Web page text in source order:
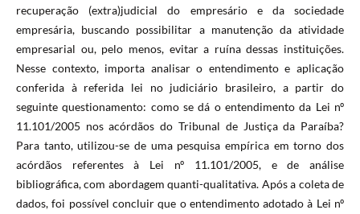
recuperação (extra)judicial do empresário e da sociedade
empresária, buscando possibilitar a manutenção da atividade
empresarial ou, pelo menos, evitar a ruína dessas instituições.
Nesse contexto, importa analisar o entendimento e aplicação
conferida à referida lei no judiciário brasileiro, a partir do
seguinte questionamento: como se dá o entendimento da Lei nº
11.101/2005 nos acórdãos do Tribunal de Justiça da Paraíba?
Para tanto, utilizou-se de uma pesquisa empírica em torno dos
acórdãos referentes à Lei nº 11.101/2005, e de análise
bibliográfica, com abordagem quanti-qualitativa. Após a coleta de
dados, foi possível concluir que o entendimento adotado à Lei nº